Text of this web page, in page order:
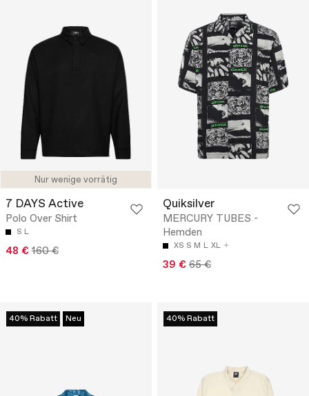
Nur wenige vorrätig
7 DAYS Active
Polo Over Shirt
S L
48 € 160 €
Quiksilver
MERCURY TUBES -
Hemden
XS S M L XL
39 € 65 €
40% Rabatt Neu 40% Rabatt